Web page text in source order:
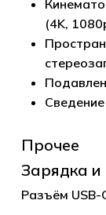
(4K,
Прочее
Зарядка
Разъём